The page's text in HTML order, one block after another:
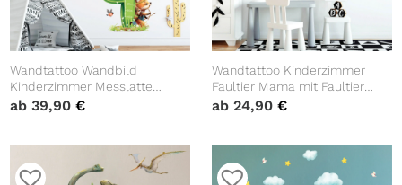
Wandtattoo Wandbild
Kinderzimmer Messlatte
Kaktus Eule Fuchs Indianer
ab39,90€
Wandtattoo Kinderzimmer
Faultier Mama mit Faultier
Baby Dekoration Babyzimmer
ab 24,90 €